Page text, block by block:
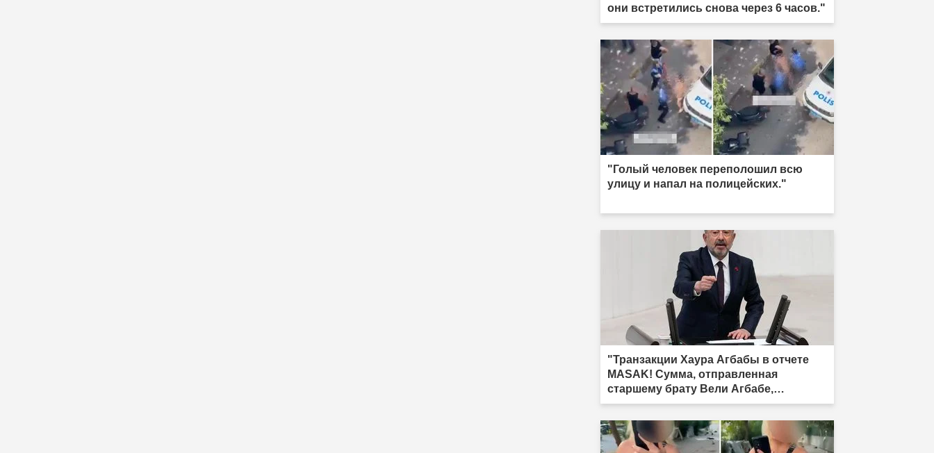
они встретились снова через 6 часов."
"Голый человек переполошил всю
улицу и напал на полицейских."
"Транзакции Хаура Агбабы в отчете
MASAK! Сумма, отправленная
старшему брату Вели Агбабе,
поразила"